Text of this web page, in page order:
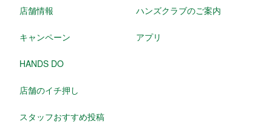
店舗情報
キャンペーン
HANDS DO
店舗のイチ押し
スタッフおすすめ投稿
ハンズクラブのご案内
アプリ